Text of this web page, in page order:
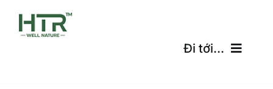
content
Đi tới...